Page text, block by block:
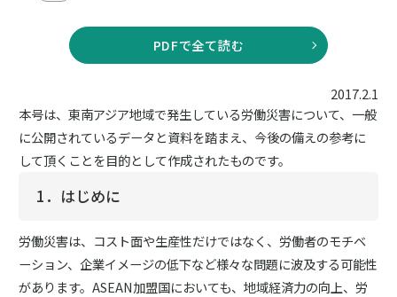
PDFで全て読む
2017.2.1
本号は、東南アジア地域で発生している労働災害について、一般
に公開されているデータと資料を踏まえ、今後の備えの参考に
して頂くことを目的として作成されたものです。
1．はじめに
労働災害は、コスト面や生産性だけではなく、労働者のモチベ
ーション、企業イメージの低下など様々な問題に波及する可能性
があります。ASEAN加盟国においても、地域経済力の向上、労